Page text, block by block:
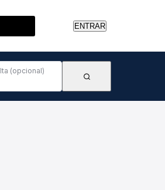
ENTRAR
(opcional)